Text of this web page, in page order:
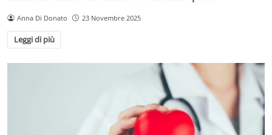
Anna Di Donato 23 Novembre 2025
Leggi di più